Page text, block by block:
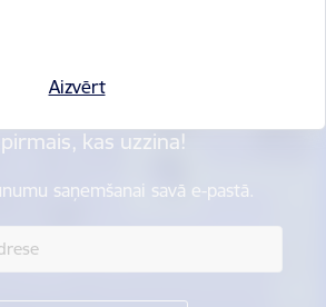
Aizvērt
kas uzzina!
saņemšanai savā e-pastā.